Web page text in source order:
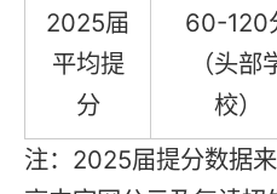
2025届
平均提
分
60-120
（头部
校）
注：2025届提分数据